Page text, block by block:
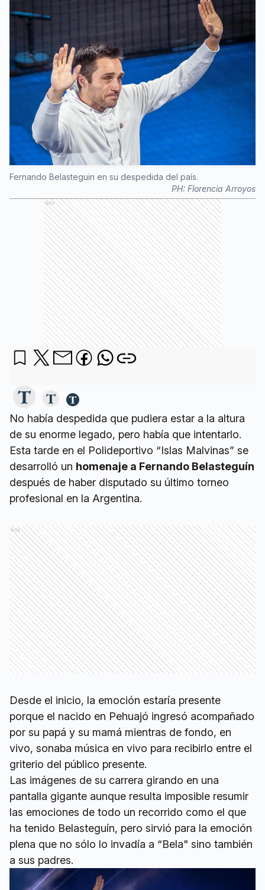
Fernando Belasteguin en su despedida del país.
PH: Florencia Arroyos
Ads
No había despedida que pudiera estar a la altura
de su enorme legado, pero había que intentarlo.
Esta tarde en el Polideportivo “Islas Malvinas” se
desarrolló un homenaje a Fernando Belasteguín
después de haber disputado su último torneo
profesional en la Argentina.
Ads
Desde el inicio, la emoción estaría presente
porque el nacido en Pehuajó ingresó acompañado
por su papá y su mamá mientras de fondo, en
vivo, sonaba música en vivo para recibirlo entre el
griterio del público presente.
Las imágenes de su carrera girando en una
pantalla gigante aunque resulta imposible resumir
las emociones de todo un recorrido como el que
ha tenido Belasteguín, pero sirvió para la emoción
plena que no sólo lo invadía a “Bela" sino también
a sus padres.